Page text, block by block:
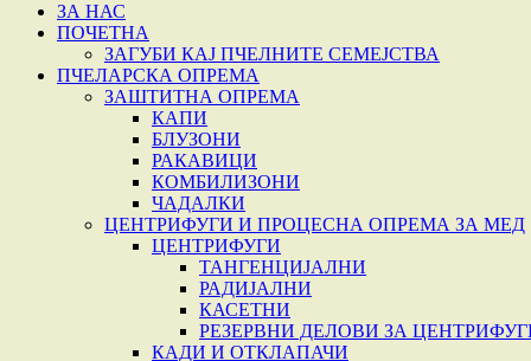
ЗА НАС
ПОЧЕТНА
ЗАГУБИ КАЈ ПЧЕЛНИТЕ СЕМЕЈСТВА
ПЧЕЛАРСКА ОПРЕМА
ЗАШТИТНА ОПРЕМА
КАПИ
БЛУЗОНИ
РАКАВИЦИ
КОМБИЛИЗОНИ
ЧАДАЛКИ
ЦЕНТРИФУГИ И ПРОЦЕСНА ОПРЕМА ЗА МЕД
ЦЕНТРИФУГИ
ТАНГЕНЦИЈАЛНИ
РАДИЈАЛНИ
КАСЕТНИ
РЕЗЕРВНИ ДЕЛОВИ ЗА
КАДИ И ОТКЛАПАЧИ